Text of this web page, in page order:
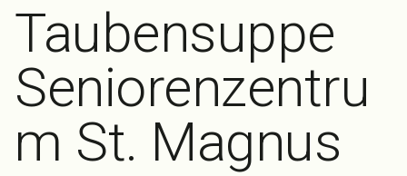
Taubensuppe
Seniorenzentru
m St. Magnus